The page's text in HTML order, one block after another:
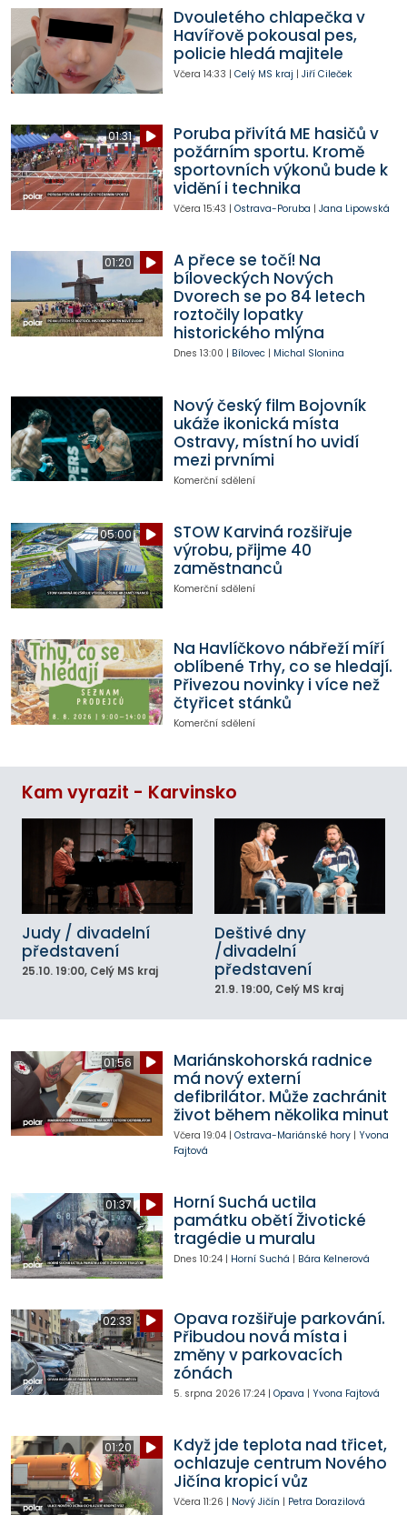
Dvouletého chlapečka v
Havířově pokousal pes,
policie hledá majitele
Včera 14:33 | Celý MS kraj | Jiří Cileček
01:31
Poruba přivítá ME hasičů v
požárním sportu. Kromě
sportovních výkonů bude k
vidění i technika
Včera 15:43 | Ostrava-Poruba | Jana Lipowská
01:20
A přece se točí! Na
bíloveckých Nových
Dvorech se po 84 letech
roztočily lopatky
historického mlýna
Dnes 13:00 | Bílovec| Michal Slonina
Nový český film Bojovník
ukáže ikonická místa
Ostravy, místní ho uvidí
mezi prvními
Komerční sdělení
05:00
STOW Karviná rozšiřuje
výrobu, přijme 40
zaměstnanců
Komerční sdělení
Na Havlíčkovo nábřeží míří
oblíbené Trhy, co se hledají.
Přivezou novinky i více než
čtyřicet stánků
Komerční sdělení
Kam vyrazit - Karvinsko
Judy / divadelní
představení
25.10. 19:00, Celý MS kraj
Deštivé dny
/divadelní
představení
21.9. 19:00, Celý MS kraj
01:56
Mariánskohorská radnice
má nový externí
defibrilátor. Může zachránit
život během několika minut
Včera 19:04| Ostrava-Mariánské hory| Yvona
Fajtová
01:37
Horní Suchá uctila
památku obětí Životické
tragédie u muralu
Dnes 10:24| Horní Suchá | Bára Kelnerová
02:33
Opava rozšiřuje parkování.
Přibudou nová místa i
změny v parkovacích
zónách
5. srpna 2026 17:24| Opava | Yvona Fajtová
01:20
Když jde teplota nad třicet,
ochlazuje centrum Nového
Jičína kropicí vůz
Včera 11:26 | Nový Jičín | Petra Dorazilová